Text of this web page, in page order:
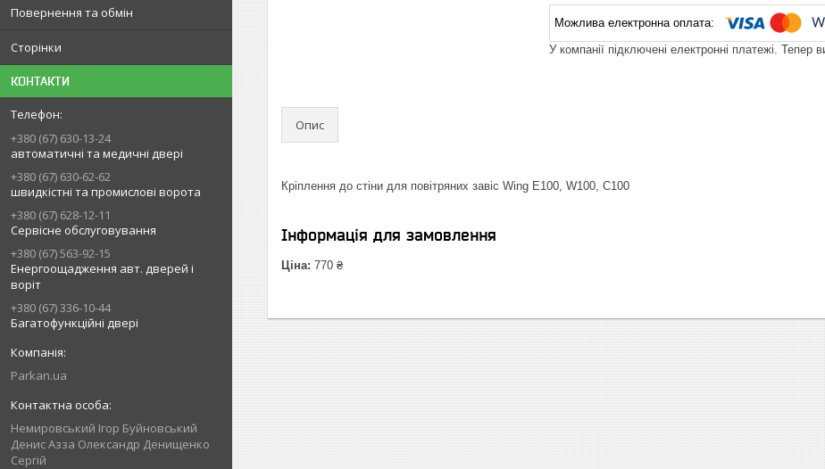
Повернення та обмін
Сторінки
КОНТАКТИ
+380 (67) 630-13-24
автоматичні та медичні двері
+380 (67) 630-62-62
швидкістні та промислові ворота
+380 (67) 628-12-11
Сервісне обслуговування
+380 (67) 563-92-15
Енергоощадження авт. дверей і
воріт
+380 (67) 336-10-44
Багатофункційні двері
Parkan.ua
Немировський Ігор Буйновський
Денис Азза Олександр Денищенко
Сергій
У компанії підключені електронні платежі.
Опис
Кріплення до стіни для повітряних завіс Wing E100, W100, C100
Інформація для замовлення
Ціна: 770 ₴